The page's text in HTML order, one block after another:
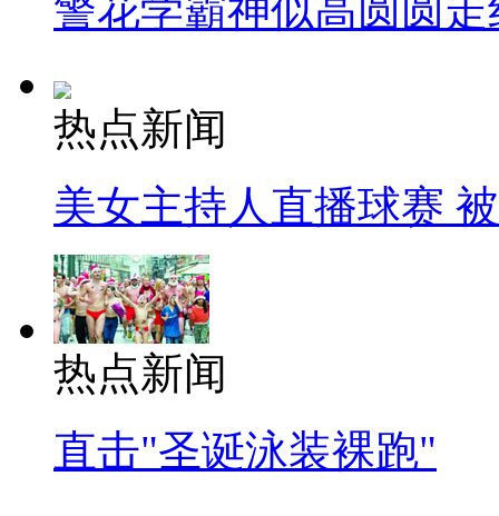
警花学霸神似高圆圆走
热点新闻
美女主持人直播球赛
热点新闻
直击"圣诞泳装裸跑"